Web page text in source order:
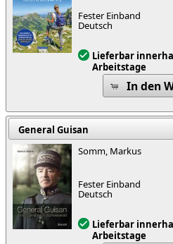
Fester Einband
Deutsch
Lieferbar
Arbeitstage
In den
General Guisan
Somm, Markus
Fester Einband
Deutsch
Lieferbar
Arbeitstage